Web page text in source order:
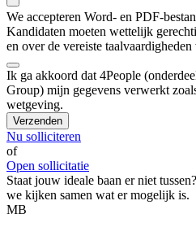
We accepteren Word- en PDF-
Kandidaten moeten wettelijk
en over de vereiste
Ik ga akkoord dat 4People
Group) mijn gegevens verwerkt
wetgeving.
Verzenden
Nu solliciteren
of
Open sollicitatie
Staat jouw ideale baan er niet
we kijken samen wat er mogelijk is.
MB